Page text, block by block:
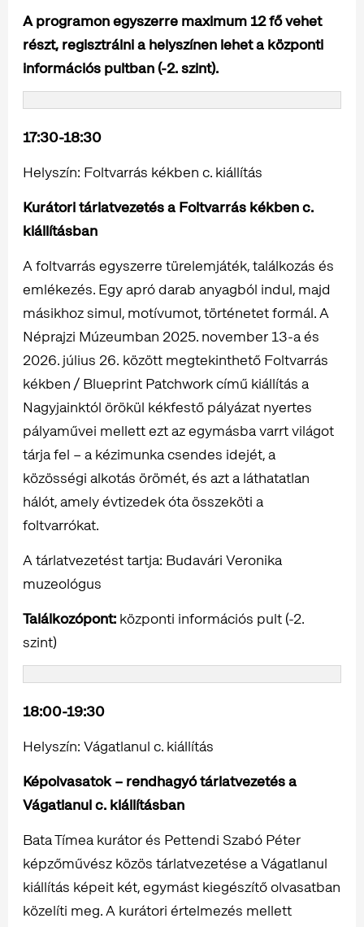
A programon egyszerre maximum 12 fő vehet
részt, regisztrálni a helyszínen lehet a központi
információs pultban (-2. szint).
17:30-18:30
Helyszín: Foltvarrás kékben c. kiállítás
Kurátori tárlatvezetés a Foltvarrás kékben c.
kiállításban
A foltvarrás egyszerre türelemjáték, találkozás és
emlékezés. Egy apró darab anyagból indul, majd
másikhoz simul, motívumot, történetet formál. A
Néprajzi Múzeumban 2025. november 13-a és
2026. július 26. között megtekinthető Foltvarrás
kékben / Blueprint Patchwork című kiállítás a
Nagyjainktól örökül kékfestő pályázat nyertes
pályaművei mellett ezt az egymásba varrt világot
tárja fel – a kézimunka csendes idejét, a
közösségi alkotás örömét, és azt a láthatatlan
hálót, amely évtizedek óta összeköti a
foltvarrókat.
A tárlatvezetést tartja: Budavári Veronika
muzeológus
Találkozópont: központi információs pult (-2.
szint)
18:00-19:30
Helyszín: Vágatlanul c. kiállítás
Képolvasatok – rendhagyó tárlatvezetés a
Vágatlanul c. kiállításban
Bata Tímea kurátor és Pettendi Szabó Péter
képzőművész közös tárlatvezetése a Vágatlanul
kiállítás képeit két, egymást kiegészítő olvasatban
közelíti meg. A kurátori értelmezés mellett